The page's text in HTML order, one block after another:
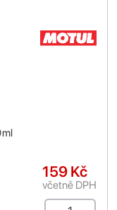
159 Kč
včetně DPH